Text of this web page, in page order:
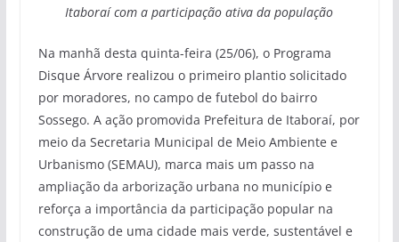
Itaboraí com a participação ativa da população
Na manhã desta quinta-feira (25/06), o Programa
Disque Árvore realizou o primeiro plantio solicitado
por moradores, no campo de futebol do bairro
Sossego. A ação promovida Prefeitura de Itaboraí, por
meio da Secretaria Municipal de Meio Ambiente e
Urbanismo (SEMAU), marca mais um passo na
ampliação da arborização urbana no município e
reforça a importância da participação popular na
construção de uma cidade mais verde, sustentável e